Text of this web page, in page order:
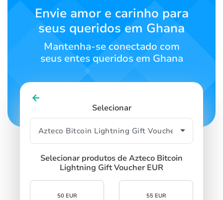
nos
Português
Envie amor e carinho para
seus queridos em Ghana
Mantenha-se conectado com
seus entes queridos em Ghana
Selecionar
Selecionar produtos de Azteco Bitcoin
Lightning Gift Voucher EUR
50 EUR 55 EUR